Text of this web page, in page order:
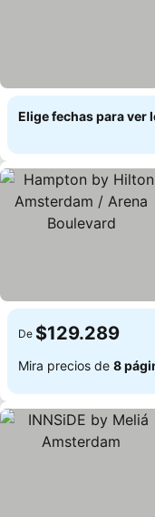
Elige fechas para ver
De $129.289
Mira precios de 8